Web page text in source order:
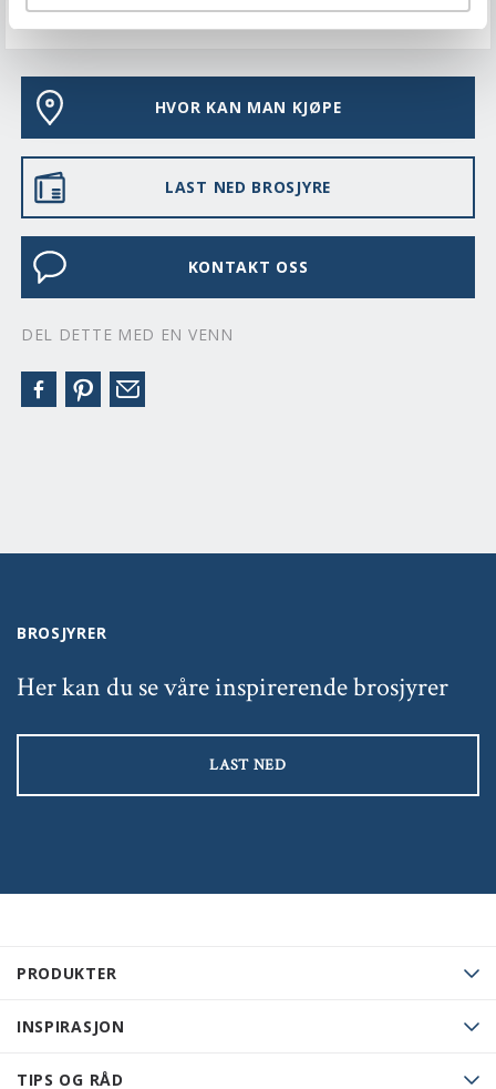
VEDLIKEHOLD
HVOR KAN MAN KJØPE
LAST NED BROSJYRE
KONTAKT OSS
DEL DETTE MED EN VENN
PRODUKTER
INSPIRASJON
TIPS OG RÅD
BROSJYRER
Her kan du se våre inspirerende brosjyrer
LAST NED